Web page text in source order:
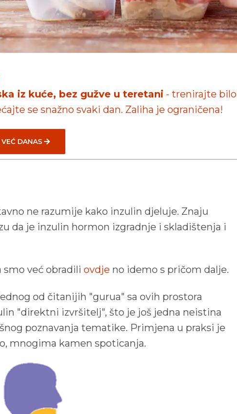
iz kuće, bez gužve u teretani - trenirajte bilo
se snažno svaki dan. Zaliha je ograničena!
VEĆ DANAS
ne razumije kako inzulin djeluje. Znaju
da je inzulin hormon izgradnje i skladištenja i
već obradili ovdje no idemo s pričom dalje.
od čitanijih "gurua" sa ovih prostora
"direktni izvršitelj", što je još jedna neistina
poznavanja tematike. Primjena u praksi je
mnogima kamen spoticanja.